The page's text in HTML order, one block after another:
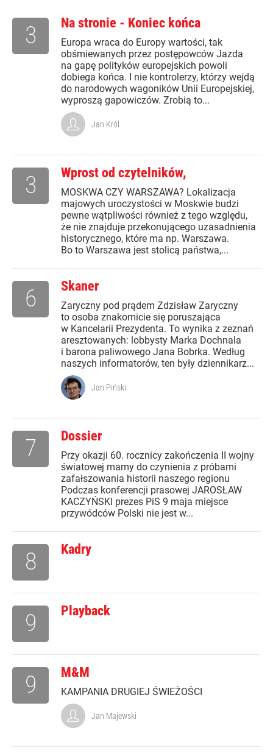
Na stronie - Koniec końca
Europa wraca do Europy wartości, tak
obśmiewanych przez postępowców Jazda
na gapę polityków europejskich powoli
dobiega końca. I nie kontrolerzy, którzy wejdą
do narodowych wagoników Unii Europejskiej,
wyproszą gapowiczów. Zrobią to...
3
Jan Król
Wprost od czytelników,
MOSKWA CZY WARSZAWA? Lokalizacja
majowych uroczystości w Moskwie budzi
pewne wątpliwości również z tego względu,
że nie znajduje przekonującego uzasadnienia
historycznego, które ma np. Warszawa.
Bo to Warszawa jest stolicą państwa,...
3
Skaner
Zaryczny pod prądem Zdzisław Zaryczny
to osoba znakomicie się poruszająca
w Kancelarii Prezydenta. To wynika z zeznań
aresztowanych: lobbysty Marka Dochnala
i barona paliwowego Jana Bobrka. Według
naszych informatorów, ten były dziennikarz...
6
Jan Piński
Dossier
Przy okazji 60. rocznicy zakończenia II wojny
światowej mamy do czynienia z próbami
zafałszowania historii naszego regionu
Podczas konferencji prasowej JAROSŁAW
KACZYŃSKI prezes PiS 9 maja miejsce
przywódców Polski nie jest w...
7
Kadry
8
Playback
9
M&M
KAMPANIA DRUGIEJ ŚWIEŻOŚCI
9
Jan Majewski